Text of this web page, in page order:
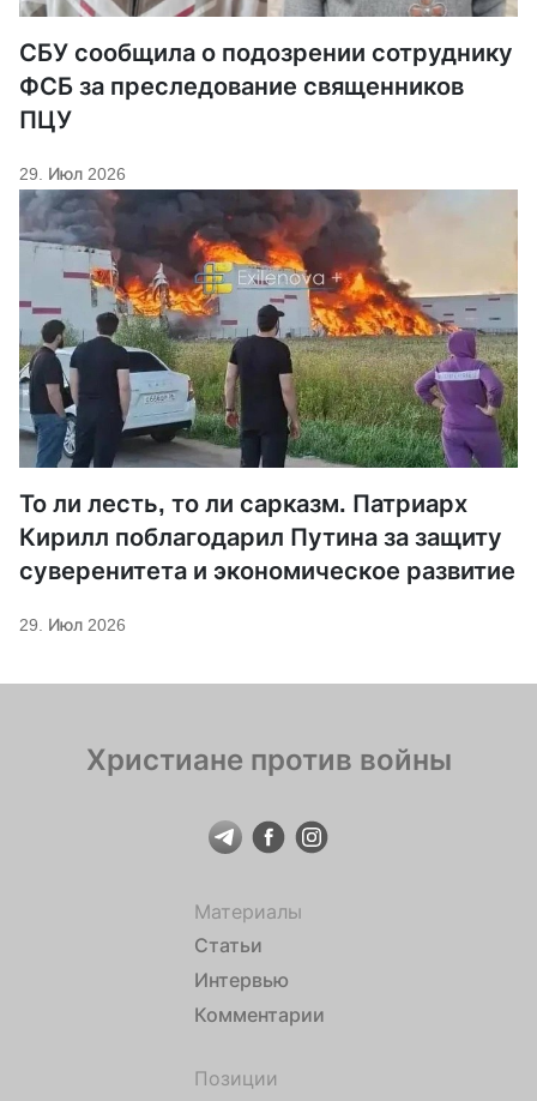
СБУ сообщила о подозрении сотруднику
ФСБ за преследование священников
ПЦУ
29. Июл 2026
То ли лесть, то ли сарказм. Патриарх
Кирилл поблагодарил Путина за защиту
суверенитета и экономическое развитие
29. Июл 2026
Христиане против войны
Материалы
Статьи
Интервью
Комментарии
Позиции